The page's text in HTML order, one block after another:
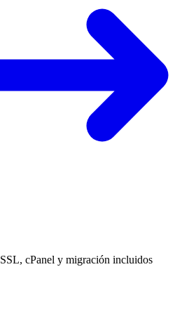
SSL, cPanel y migración incluidos